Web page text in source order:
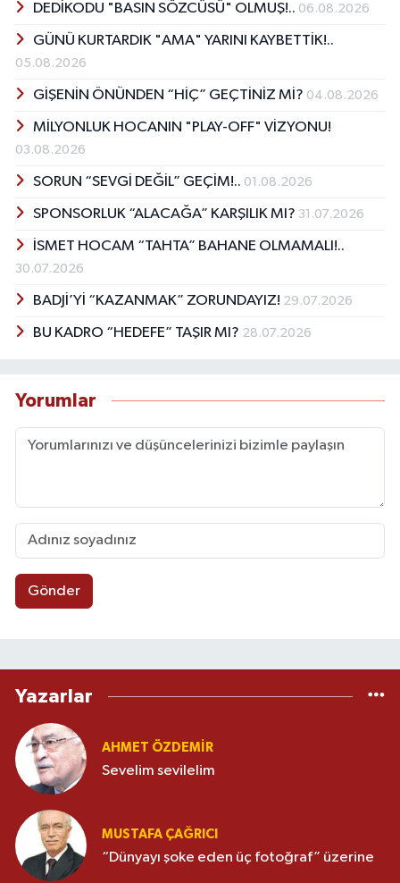
DEDİKODU "BASIN SÖZCÜSÜ" OLMUŞ!.. 06.08.2026
GÜNÜ KURTARDIK "AMA" YARINI KAYBETTİK!..
05.08.2026
GİŞENİN ÖNÜNDEN “HİÇ” GEÇTİNİZ Mİ? 04.08.2026
MİLYONLUK HOCANIN "PLAY-OFF" VİZYONU!
03.08.2026
SORUN “SEVGİ DEĞİL” GEÇİM!.. 01.08.2026
SPONSORLUK “ALACAĞA” KARŞILIK MI? 31.07.2026
İSMET HOCAM “TAHTA” BAHANE OLMAMALI!..
30.07.2026
BADJİ’Yİ “KAZANMAK” ZORUNDAYIZ! 29.07.2026
BU KADRO “HEDEFE” TAŞIR MI? 28.07.2026
Yorumlar
Gönder
Yazarlar
AHMET ÖZDEMIR
Sevelim sevilelim
MUSTAFA ÇAĞRICI
“Dünyayı şoke eden üç fotoğraf” üzerine